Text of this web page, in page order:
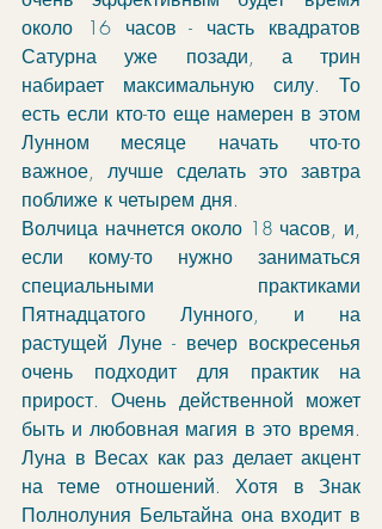
около 16 часов - часть квадратов
Сатурна уже позади, а трин
набирает максимальную силу. То
есть если кто-то еще намерен в этом
Лунном месяце начать что-то
важное, лучше сделать это завтра
поближе к четырем дня.
Волчица начнется около 18 часов, и,
если кому-то нужно заниматься
специальными практиками
Пятнадцатого Лунного, и на
растущей Луне - вечер воскресенья
очень подходит для практик на
прирост. Очень действенной может
быть и любовная магия в это время.
Луна в Весах как раз делает акцент
на теме отношений. Хотя в Знак
Полнолуния Бельтайна она входит в